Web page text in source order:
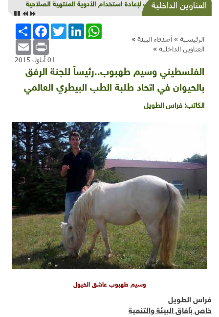
العناوين الداخليةتجارب لإعادة استخدام الأدوية المنتهية الصلاحية
الرئيسية » أصدقاء البيئة »
العناوين الداخلية »
انشر
FacebookTwitterLinkedInWhatsApp
Email Print
01 أيلول 2015
الفلسطيني وسيم طهبوب..رئيساً للجنة الرفق
بالحيوان في اتحاد طلبة الطب البيطري العالمي
الكاتب: فراس الطويل
وسيم طهبوب عاشق الخيول
فراس الطويل
خاص بآفاق البيئة والتنمية